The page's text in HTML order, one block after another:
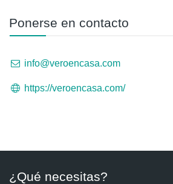
Ponerse en contacto
info@veroencasa.com
https://veroencasa.com/
¿Qué necesitas?